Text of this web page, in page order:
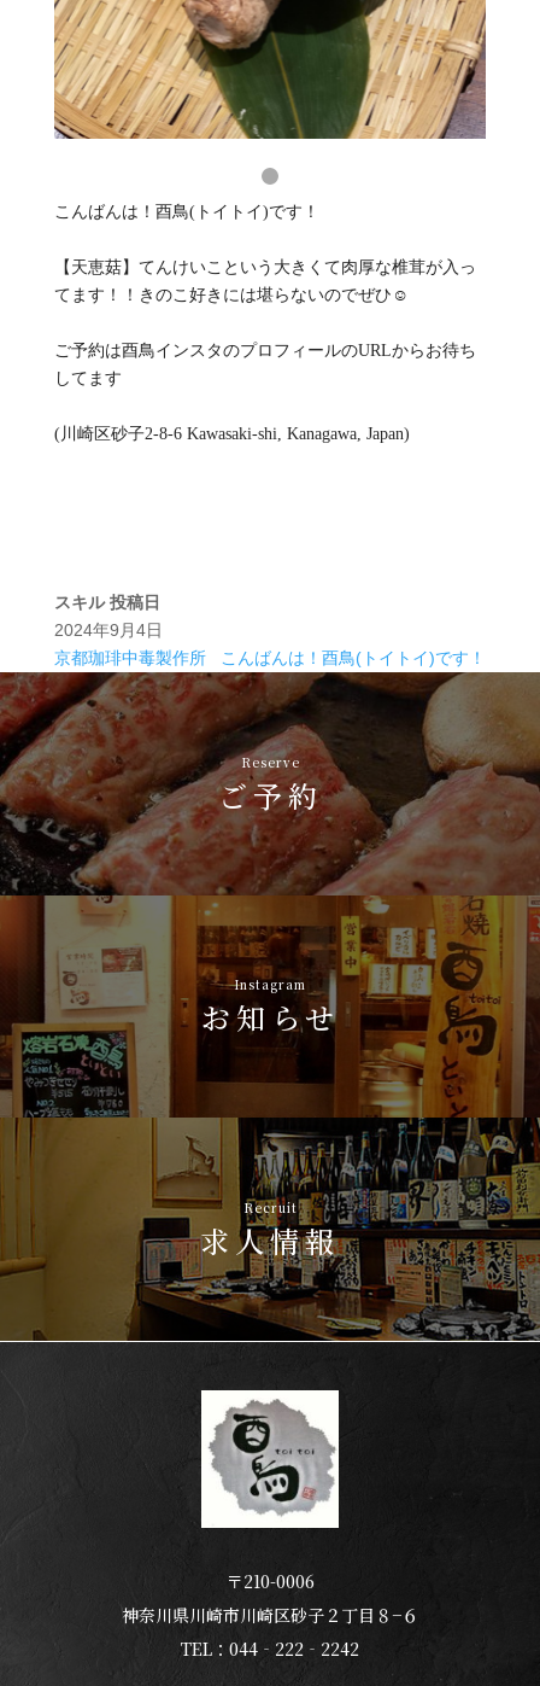
こんばんは！酉鳥(トイトイ)です！
【天恵菇】てんけいこという大きくて肉厚な椎茸が入っ
てます！！きのこ好きには堪らないのでぜひ☺️
ご予約は酉鳥インスタのプロフィールのURLからお待ち
してます
(川崎区砂子2-8-6 Kawasaki-shi, Kanagawa, Japan)
スキル 投稿日
2024年9月4日
京都珈琲中毒製作所
こんばんは！酉鳥(トイトイ)です！
Reserve
ご予約
Instagram
お知らせ
Recruit
求人情報
〒210-0006
神奈川県川崎市川崎区砂子２丁目８−６
TEL：044‐222‐2242